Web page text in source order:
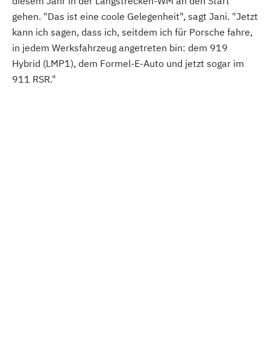
gehen. "Das ist eine coole Gelegenheit", sagt Jani. "Jetzt
kann ich sagen, dass ich, seitdem ich für Porsche fahre,
in jedem Werksfahrzeug angetreten bin: dem 919
Hybrid (LMP1), dem Formel-E-Auto und jetzt sogar im
911 RSR."